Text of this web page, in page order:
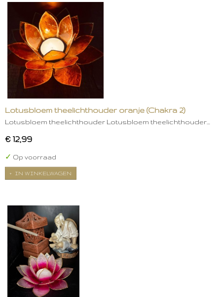
Lotusbloem theelichthouder oranje (Chakra 2)
Lotusbloem theelichthouder Lotusbloem theelichthouder…
€ 12,99
✓ Op voorraad
IN WINKELWAGEN